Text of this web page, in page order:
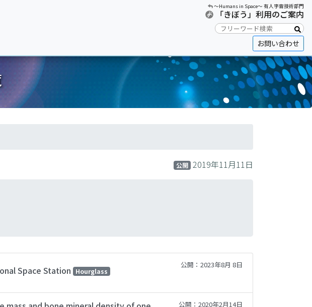
〜Humans in Space〜 有人宇宙技術部門
「きぼう」利用のご案内
お問い合わせ
公開 2019年11月11日
Space Station Hourglass
公開：2023年8月 8日
公開：2020年2月14日